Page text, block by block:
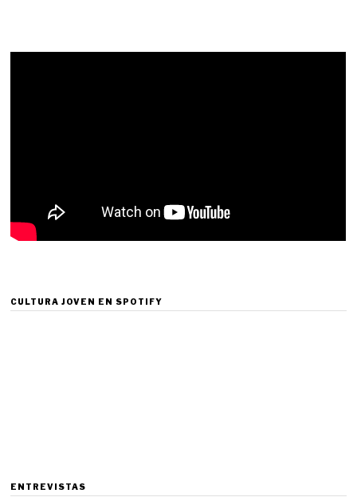
CULTURA JOVEN EN SPOTIFY
ENTREVISTAS